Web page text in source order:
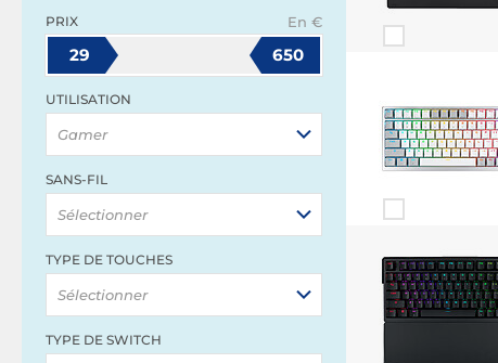
PRIX En €
29 650
UTILISATION
Gamer
SANS-FIL
Sélectionner
TYPE DE TOUCHES
Sélectionner
TYPE DE SWITCH